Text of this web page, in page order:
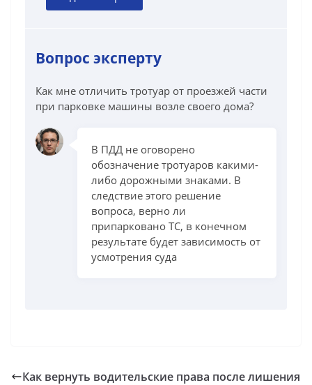
Вопрос эксперту
Как мне отличить тротуар от проезжей части
при парковке машины возле своего дома?
В ПДД не оговорено
обозначение тротуаров какими-
либо дорожными знаками. В
следствие этого решение
вопроса, верно ли
припарковано ТС, в конечном
результате будет зависимость от
усмотрения суда
Как вернуть водительские права после лишения